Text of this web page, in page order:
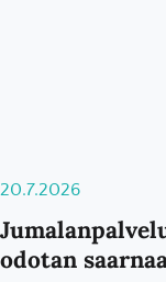
20.7.2026
odotan